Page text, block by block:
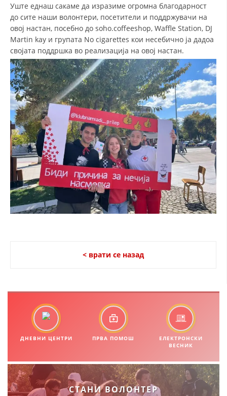
ПРОМОЦИЈА НА ХУМАНИ ВРЕДНОСТИ
УПОТРЕБА И ЗАШТИТА НА АМБЛЕМОТ
СОЦИЈАЛНО ХУМАНИТАРНА ДЕЈНОСТ
КАКО ДА ДОНИРАТЕ
ПОДГОТВЕНОСТ И ДЕЈСТВО ПРИ КАТАСТРОФИ
ТИМОВИ НА ООЦК
СПАСИТЕЛНА СТАНИЦА ВОДНО
ПРОЕКТИ – ПОДГОТВЕНОСТ И ДЕЈСТВУВАЊЕ ПРИ КАТАСТРОФИ
ОДНОСИ СО ЈАВНОСТ
ИСТРАЖУВАЊЕ НА ЈАВНО МИСЛЕЊЕ
МЕЃУНАРОДНА СОРАБОТКА
ПРВА ПОМОШ
КРВОДАРИТЕЛСТВО
МЕНАЏМЕНТ НА ВОЛОНТЕРИ
Уште еднаш сакаме да изразиме огромна благодарност
до сите наши волонтери, посетители и поддржувачи на
овој настан, посебно до soho.coffeeshop, Waffle Station, DJ
Martin kay и групата No cigarettes кои несебично ја дадоа
својата поддршка во реализација на овој настан.
< врати се назад
ДНЕВНИ ЦЕНТРИ ПРВА ПОМОШ
ЕЛЕКТРОНСКИ
ВЕСНИК
СТАНИ ВОЛОНТЕР